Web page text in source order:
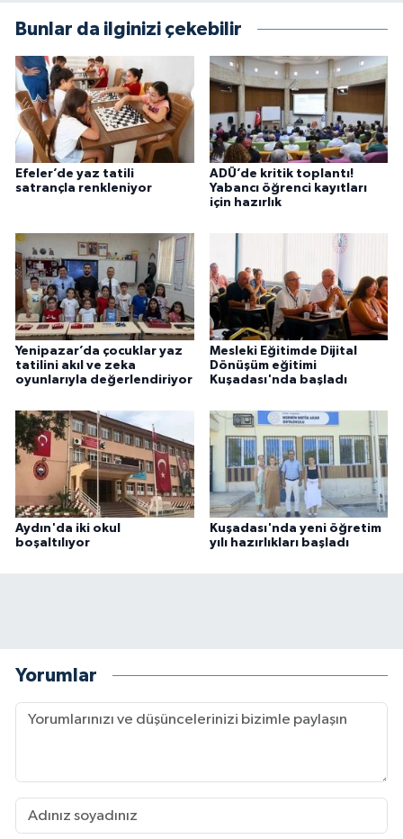
Bunlar da ilginizi çekebilir
Efeler’de yaz tatili
satrançla renkleniyor
ADÜ’de kritik toplantı!
Yabancı öğrenci kayıtları
için hazırlık
Yenipazar’da çocuklar yaz
tatilini akıl ve zeka
oyunlarıyla değerlendiriyor
Mesleki Eğitimde Dijital
Dönüşüm eğitimi
Kuşadası'nda başladı
Aydın'da iki okul
boşaltılıyor
Kuşadası'nda yeni öğretim
yılı hazırlıkları başladı
Yorumlar